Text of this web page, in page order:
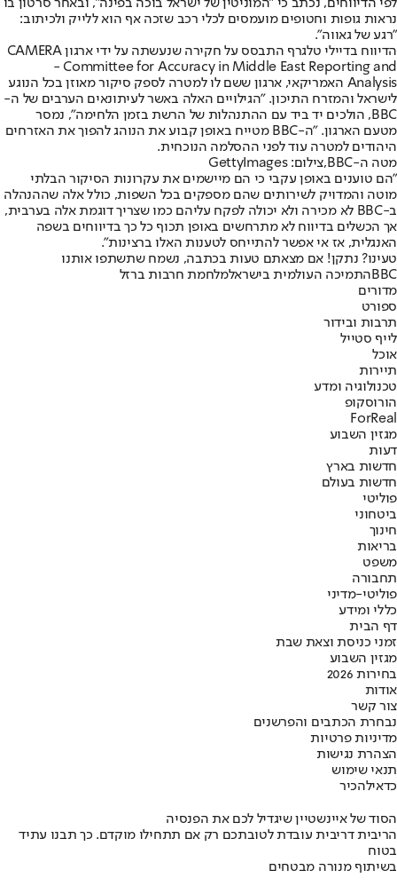
לפי הדיווחים, נכתב כי "המוניטין של ישראל בוכה בפינה", ובאחר סרטון בו
נראות גופות וחטופים מועמסים לכלי רכב שזכה אף הוא ללייק ולכיתוב:
"רגע של גאווה".
הדיווח בדיילי טלגרף התבסס על חקירה שנעשתה על ידי ארגון CAMERA
- Committee for Accuracy in Middle East Reporting and
Analysis האמריקאי, ארגון ששם לו למטרה לספק סיקור מאוזן בכל הנוגע
לישראל והמזרח התיכון. "הגילויים האלה באשר לעיתונאים הערבים של ה-
BBC, הולכים יד ביד עם ההתנהלות של הרשת בזמן הלחימה", נמסר
מטעם הארגון. "ה-BBC מטייח באופן קבוע את הנוהג להפוך את האזרחים
היהודים למטרה עוד לפני ההסלמה הנוכחית.
מטה ה-BBC,צילום: GettyImages
"הם טוענים באופן עקבי כי הם מיישמים את עקרונות הסיקור הבלתי
מוטה והמדויק לשירותים שהם מספקים בכל השפות, כולל אלה שההנהלה
ב-BBC לא מכירה ולא יכולה לפקח עליהם כמו שצריך דוגמת אלה בערבית,
אך הכשלים בדיווח לא מתרחשים באופן תכוף כל כך בדיווחים בשפה
האנגלית, אז אי אפשר להתייחס לטענות האלו ברצינות".
טעינו? נתקן! אם מצאתם טעות בכתבה, נשמח שתשתפו אותנו
BBCהתמיכה העולמית בישראלמלחמת חרבות ברזל
מדורים
ספורט
תרבות ובידור
לייף סטייל
אוכל
תיירות
טכנולוגיה ומדע
הורוסקופ
ForReal
מגזין השבוע
דעות
חדשות בארץ
חדשות בעולם
פוליטי
ביטחוני
חינוך
בריאות
משפט
תחבורה
פוליטי-מדיני
כללי ומידע
דף הבית
זמני כניסת וצאת שבת
מגזין השבוע
בחירות 2026
אודות
צור קשר
נבחרת הכתבים והפרשנים
מדיניות פרטיות
הצהרת נגישות
תנאי שימוש
כדאילהכיר
הסוד של איינשטיין שיגדיל לכם את הפנסיה
הריבית דריבית עובדת לטובתכם רק אם תתחילו מוקדם. כך תבנו עתיד
בטוח
בשיתוף מנורה מבטחים